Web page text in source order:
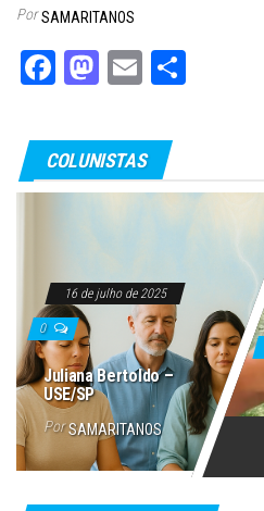
Por SAMARITANOS
Fa
bo
ok
M
to
do
n
E
ail
COLUNISTAS
16 de julho de 2025
0
Juliana Bertoldo –
USE/SP
Por SAMARITANOS